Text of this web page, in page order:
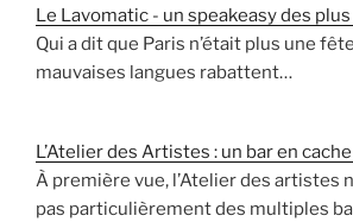
Le Lavomatic - un speakeasy des
Qui a dit que Paris n’était plus une
mauvaises langues rabattent…
L’Atelier des Artistes : un bar en
À première vue, l’Atelier des artistes
pas particulièrement des multiples